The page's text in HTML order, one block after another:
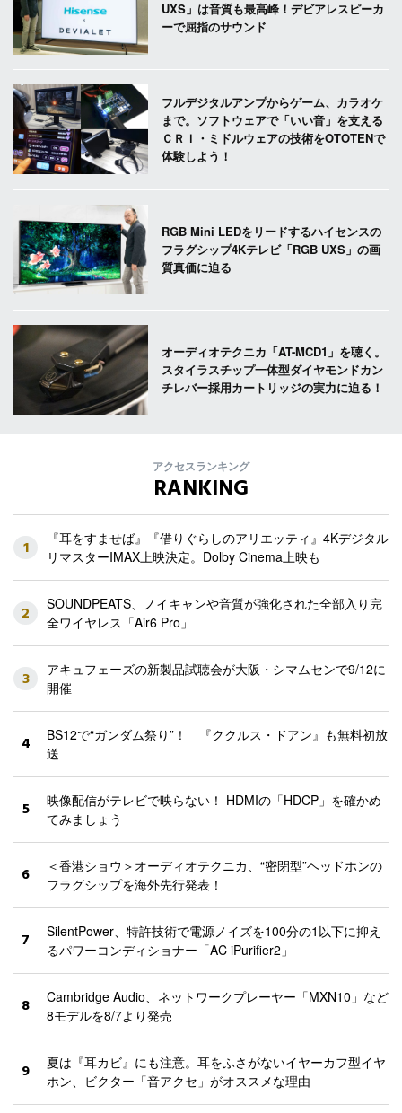
UXS」は音質も最高峰！デビアレスピーカ
ーで屈指のサウンド
フルデジタルアンプからゲーム、カラオケ
まで。ソフトウェアで「いい音」を支える
ＣＲＩ・ミドルウェアの技術をOTOTENで
体験しよう！
RGB Mini LEDをリードするハイセンスの
フラグシップ4Kテレビ「RGB UXS」の画
質真価に迫る
オーディオテクニカ「AT-MCD1」を聴く。
スタイラスチップ一体型ダイヤモンドカン
チレバー採用カートリッジの実力に迫る！
アクセスランキング
RANKING
1
『耳をすませば』『借りぐらしのアリエッティ』4Kデジタル
リマスターIMAX上映決定。Dolby Cinema上映も
2
SOUNDPEATS、ノイキャンや音質が強化された全部入り完
全ワイヤレス「Air6 Pro」
3
アキュフェーズの新製品試聴会が大阪・シマムセンで9/12に
開催
4
BS12で“ガンダム祭り”！ 『ククルス・ドアン』も無料初放
送
5
映像配信がテレビで映らない！ HDMIの「HDCP」を確かめ
てみましょう
6
＜香港ショウ＞オーディオテクニカ、“密閉型”ヘッドホンの
フラグシップを海外先行発表！
7
SilentPower、特許技術で電源ノイズを100分の1以下に抑え
るパワーコンディショナー「AC iPurifier2」
8
Cambridge Audio、ネットワークプレーヤー「MXN10」など
8モデルを8/7より発売
9
夏は『耳カビ』にも注意。耳をふさがないイヤーカフ型イヤ
ホン、ビクター「音アクセ」がオススメな理由